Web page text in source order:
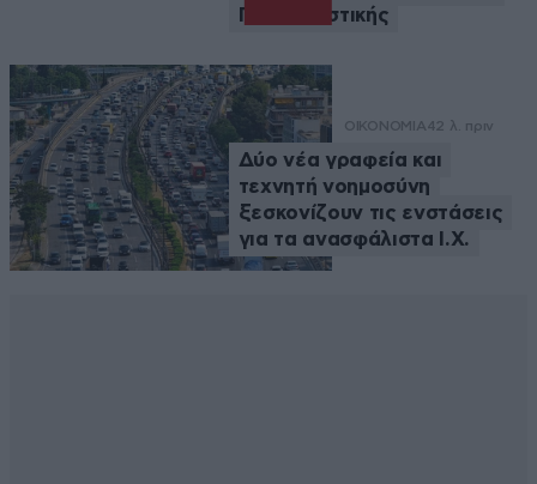
Πυροσβεστικής
ΟΙΚΟΝΟΜΙΑ42 λ. πριν
Δύο νέα γραφεία και
τεχνητή νοημοσύνη
ξεσκονίζουν τις ενστάσεις
για τα ανασφάλιστα Ι.Χ.